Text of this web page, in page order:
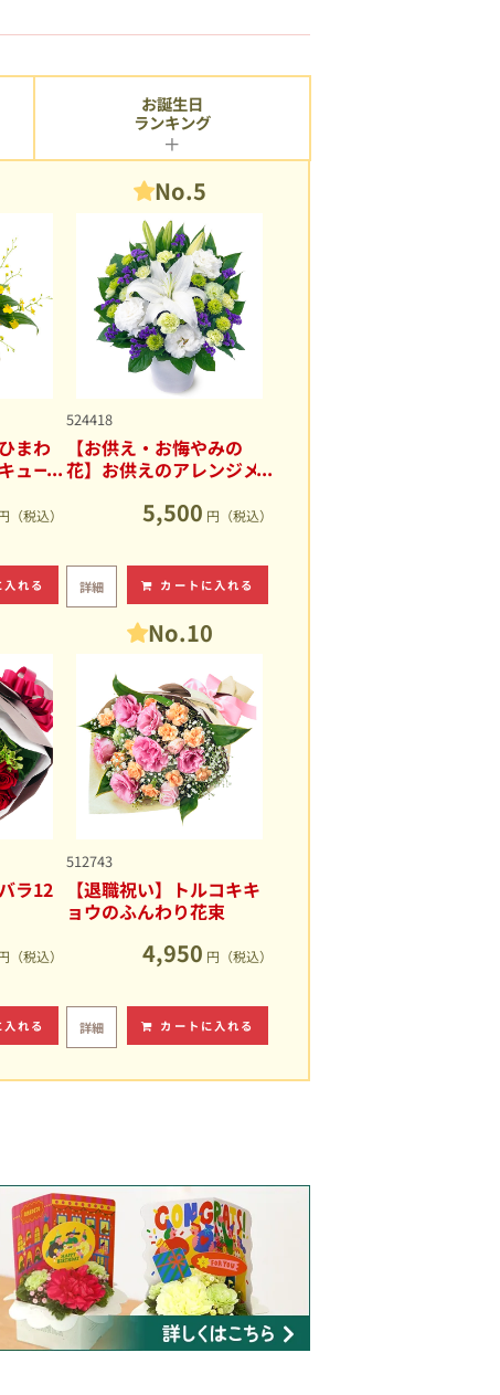
まわ
ュー
（税込）
れる
No.5
524418
【お供え・お悔やみの
花】お供えのアレンジメ
5,500 円（税込）
詳細 カートに入れる
ラ12
（税込）
れる
No.10
512743
【退職祝い】トルコキキ
ョウのふんわり花束
4,950 円（税込）
詳細 カートに入れる
お誕生日
ランキング